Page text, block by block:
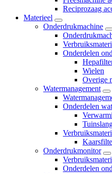
Reciprozaag
Materieel
Onderdrukmachine
Onderdelen
Wielen
Overige
Watermanagement
Onderdelen
Onderdrukmonitor
Onderdelen